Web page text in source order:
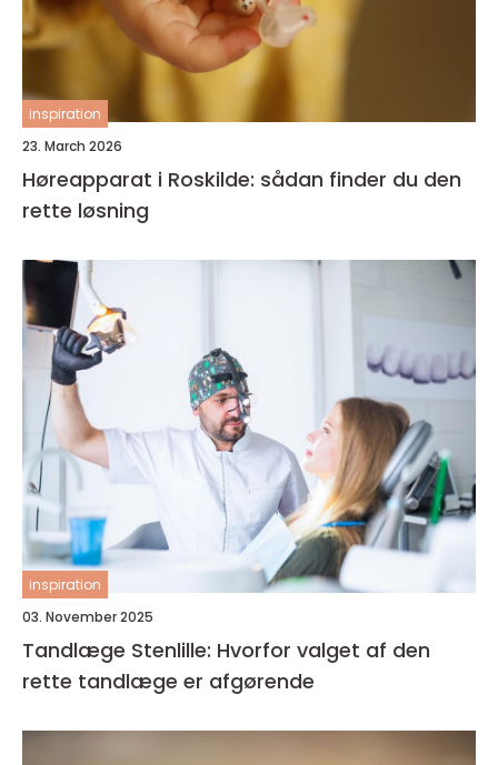
inspiration
23. March 2026
Høreapparat i Roskilde: sådan finder du den
rette løsning
inspiration
03. November 2025
Tandlæge Stenlille: Hvorfor valget af den
rette tandlæge er afgørende